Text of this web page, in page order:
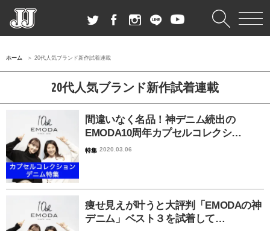
ホーム 20代人気ブランド新作試着連載
20代人気ブランド新作試着連載
間違いなく名品！神デニム続出の
EMODA10周年カプセルコレクシ…
特集 2020.03.06
痩せ見えが叶うと大評判「EMODAの神
デニム」ベスト３を試着して…